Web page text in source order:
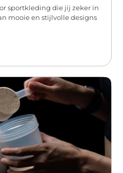
sportkleding die jij zeker in
mooie en stijlvolle designs